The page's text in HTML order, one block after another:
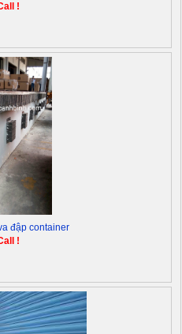
!
đập container
!